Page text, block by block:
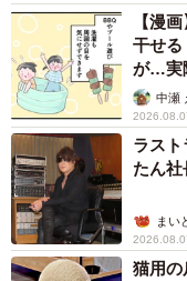
まい
2026.08.07
退職金
金額の
まい
「火事
の部
まい